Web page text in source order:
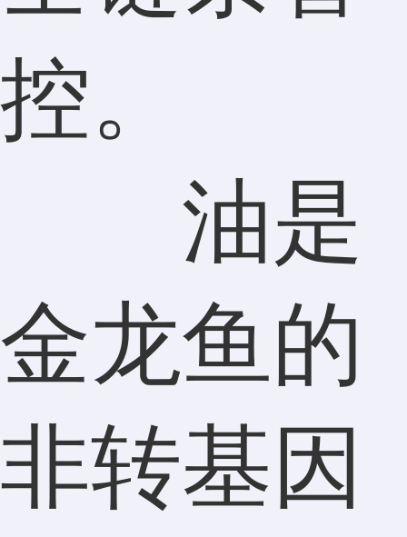
控。
油是
金龙鱼的
非转基因